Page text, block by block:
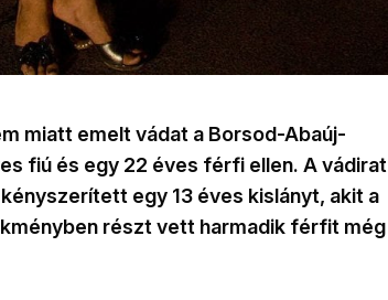
miatt emelt vádat a Borsod-Abaúj-
fiú és egy 22 éves férfi ellen. A vádirat
egy 13 éves kislányt, akit a
részt vett harmadik férfit még